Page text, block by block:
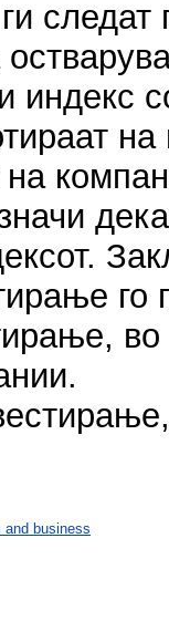
индекс
and business